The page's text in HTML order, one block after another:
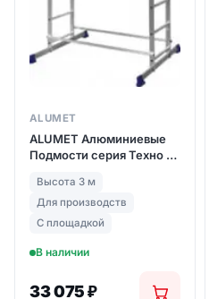
ALUMET
ALUMET Алюминиевые
Подмости серия Техно 5
Высота 3 м
Для производств
С площадкой
В наличии
33 075₽